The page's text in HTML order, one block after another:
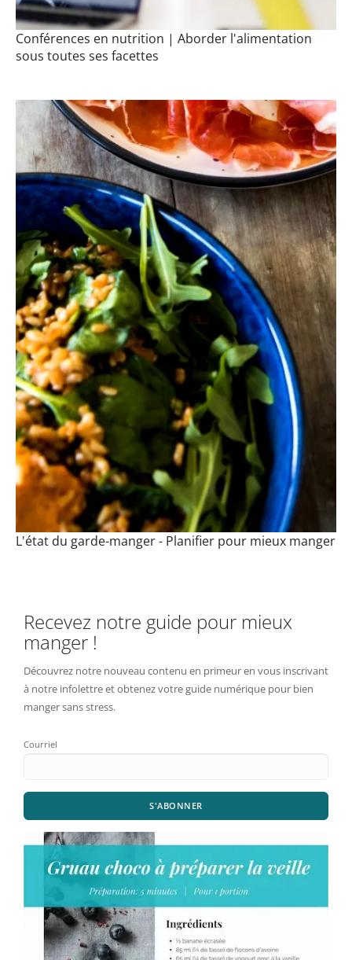
Conférences en nutrition | Aborder l'alimentation
sous toutes ses facettes
L'état du garde-manger - Planifier pour mieux manger
Recevez notre guide pour mieux
manger !
Découvrez notre nouveau contenu en primeur en vous inscrivant
à notre infolettre et obtenez votre guide numérique pour bien
manger sans stress.
Courriel
S'ABONNER